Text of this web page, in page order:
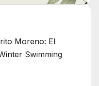
Moreno: El
Swimming